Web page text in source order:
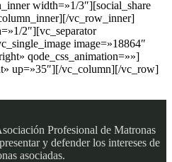
width=»1/3″][social_share
vc_row_inner]
2″][vc_separator
image=»18864″
qode_css_animation=»»]
up=»35″][/vc_column][/vc_row]
Profesional de Matronas
y defender los intereses de
asociadas.